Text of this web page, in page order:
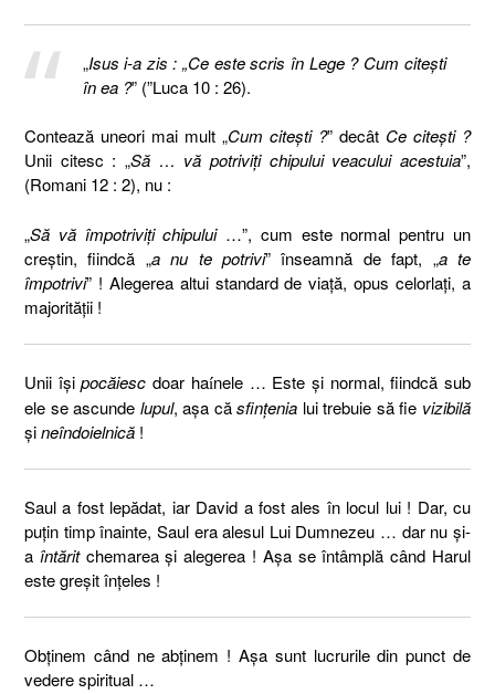
„Isus i-a zis : „Ce este scris în Lege ? Cum citeşti
în ea ?” (”Luca 10 : 26).
Contează uneori mai mult „Cum citeşti ?” decât Ce citeşti ?
Unii citesc : „Să … vă potriviţi chipului veacului acestuia”,
(Romani 12 : 2), nu :
„Să vă împotriviţi chipului…”, cum este normal pentru un
creştin, fiindcă „a nu te potrivi” înseamnă de fapt, „a te
împotrivi” ! Alegerea altui standard de viaţă, opus celorlaţi, a
majorităţii !
Unii îşipocăiesc doar haínele … Este şi normal, fiindcă sub
ele se ascunde lupul, aşa căsfinţenia lui trebuie să fie vizibilă
şineîndoielnică !
Saul a fost lepădat, iar David a fost ales în locul lui ! Dar, cu
puţin timp înainte, Saul era alesul Lui Dumnezeu … dar nu şi-
a întărit chemarea şi alegerea ! Aşa se întâmplă când Harul
este greşit înţeles !
Obţinem când ne abţinem ! Aşa sunt lucrurile din punct de
vedere spiritual …